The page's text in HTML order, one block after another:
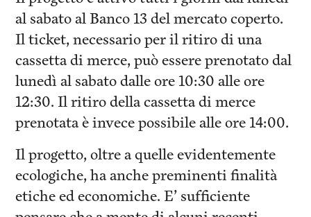
al sabato al Banco 13 del mercato coperto.
Il ticket, necessario per il ritiro di una
cassetta di merce, può essere prenotato dal
lunedì al sabato dalle ore 10:30 alle ore
12:30. Il ritiro della cassetta di merce
prenotata è invece possibile alle ore 14:00.
Il progetto, oltre a quelle evidentemente
ecologiche, ha anche preminenti finalità
etiche ed economiche. E’ sufficiente